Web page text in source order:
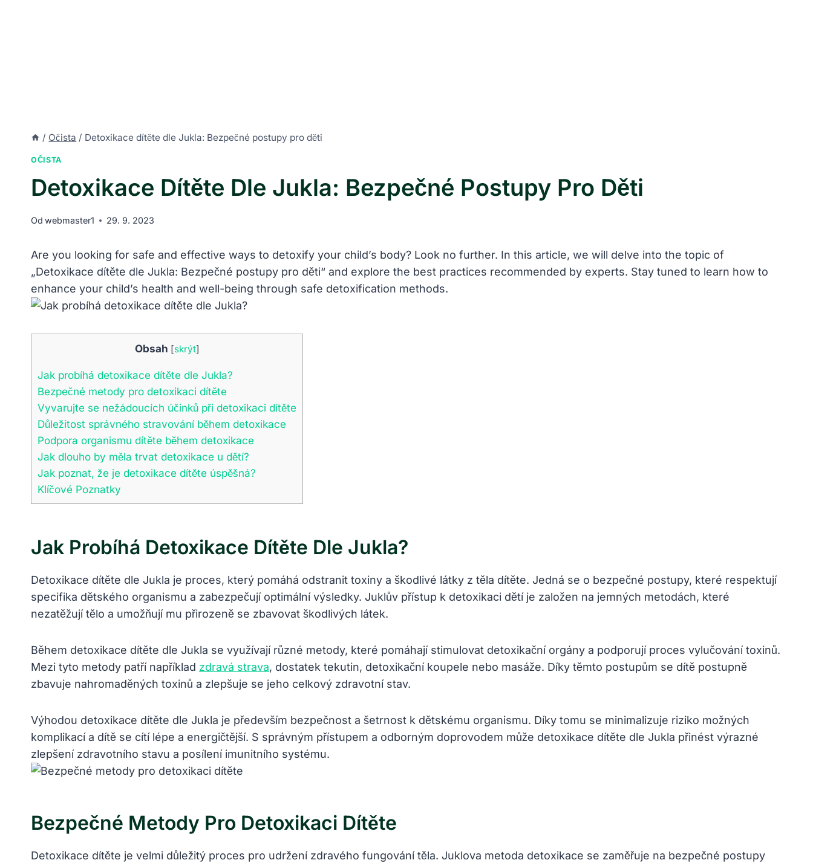
/ Očista / Detoxikace dítěte dle Jukla: Bezpečné postupy pro děti
OČISTA
Detoxikace Dítěte Dle Jukla: Bezpečné Postupy Pro Děti
Od webmaster1 29. 9. 2023
Are you looking for safe and effective ways to detoxify your child’s body? Look no further. In this article, we will delve into the topic of
„Detoxikace dítěte dle Jukla: Bezpečné postupy pro děti“ and explore the best practices recommended by experts. Stay tuned to learn how to
enhance your child’s health and well-being through safe detoxification methods.
Obsah [skrýt]
Jak probíhá detoxikace dítěte dle Jukla?
Bezpečné metody pro detoxikaci dítěte
Vyvarujte se nežádoucích účinků při detoxikaci dítěte
Důležitost správného stravování během detoxikace
Podpora organismu dítěte během detoxikace
Jak dlouho by měla trvat detoxikace u dětí?
Jak poznat, že je detoxikace dítěte úspěšná?
Klíčové Poznatky
Jak Probíhá Detoxikace Dítěte Dle Jukla?
Detoxikace dítěte dle Jukla je proces, který pomáhá odstranit toxiny a škodlivé látky z těla dítěte. Jedná se o bezpečné postupy, které respektují
specifika dětského organismu a zabezpečují optimální výsledky. Juklův přístup k detoxikaci dětí je založen na jemných metodách, které
nezatěžují tělo a umožňují mu přirozeně se zbavovat škodlivých látek.
Během detoxikace dítěte dle Jukla se využívají různé metody, které pomáhají stimulovat detoxikační orgány a podporují proces vylučování toxinů.
Mezi tyto metody patří například zdravá strava, dostatek tekutin, detoxikační koupele nebo masáže. Díky těmto postupům se dítě postupně
zbavuje nahromaděných toxinů a zlepšuje se jeho celkový zdravotní stav.
Výhodou detoxikace dítěte dle Jukla je především bezpečnost a šetrnost k dětskému organismu. Díky tomu se minimalizuje riziko možných
komplikací a dítě se cítí lépe a energičtější. S správným přístupem a odborným doprovodem může detoxikace dítěte dle Jukla přinést výrazné
zlepšení zdravotního stavu a posílení imunitního systému.
Bezpečné Metody Pro Detoxikaci Dítěte
Detoxikace dítěte je velmi důležitý proces pro udržení zdravého fungování těla. Juklova metoda detoxikace se zaměřuje na bezpečné postupy